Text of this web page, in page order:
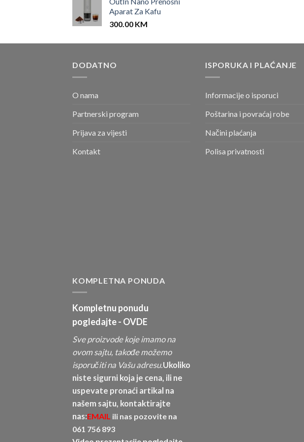
Aparat Za Kafu
300.00 KM
DODATNO
O nama
Partnerski program
Prijava za vijesti
Kontakt
ISPORUKA I PLAĆANJE
Informacije o isporuci
Poštarina i povraćaj robe
Načini plaćanja
Polisa privatnosti
KOMPLETNA PONUDA
Kompletnu ponudu
pogledajte - OVDE
Sve proizvode koje imamo na
ovom sajtu, takođe možemo
isporučiti na Vašu adresu.Ukoliko
niste sigurni koja je cena, ili ne
uspevate pronaći artikal na
našem sajtu, kontaktirajte
nas:EMAIL ili nas pozovite na
061 756 893